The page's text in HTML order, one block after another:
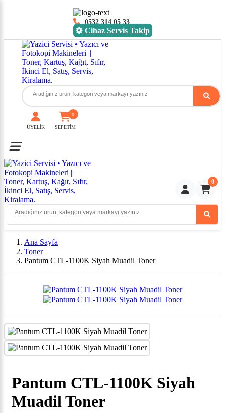
0532 314 05 33
Cihaz Servis Takip
ÜYELİK SEPETİM
0
Toggle mobile menu
0
Ana Sayfa
Toner
Pantum CTL-1100K Siyah Muadil Toner
Pantum CTL-1100K Siyah
Muadil Toner